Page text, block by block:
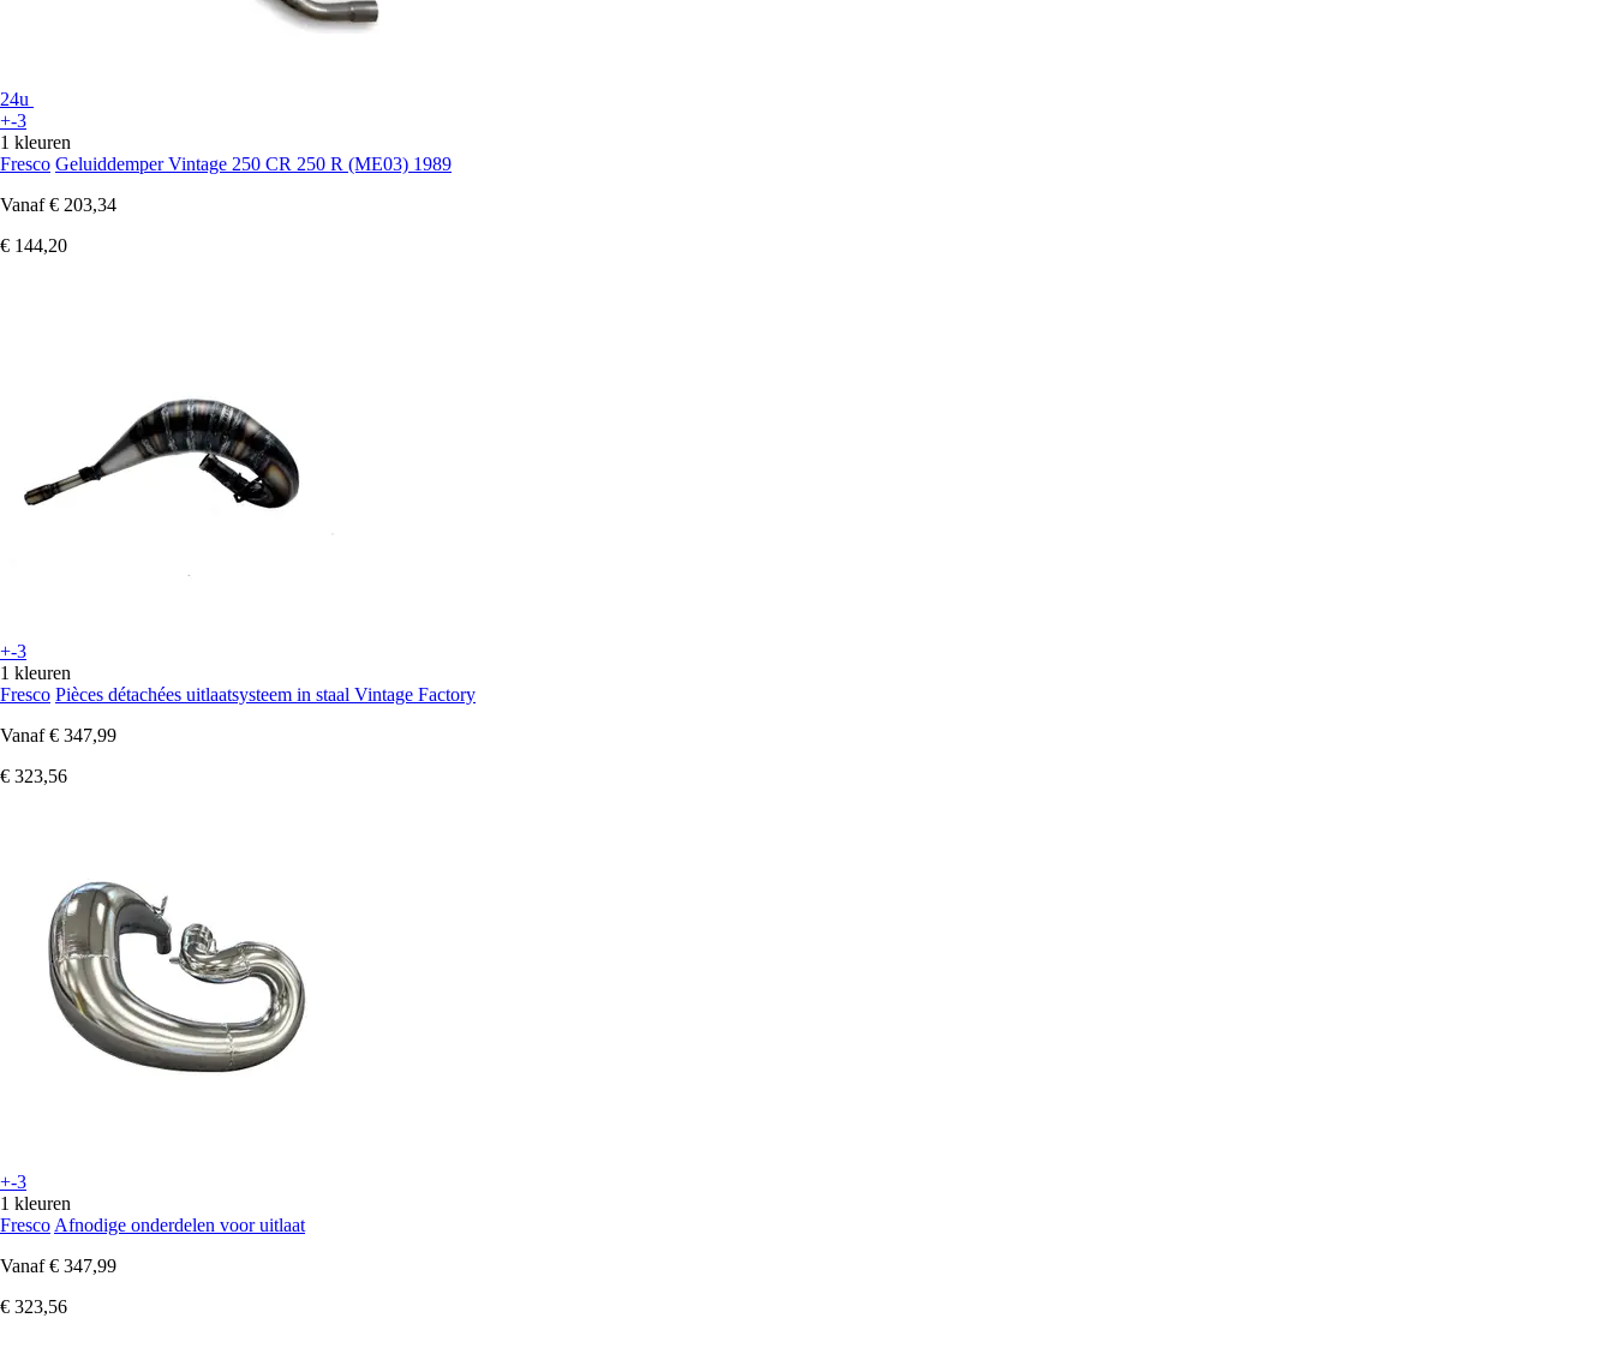
24u
+-3
1 kleuren
Fresco Geluiddemper Vintage 250 CR 250 R (ME03) 1989
Vanaf € 203,34
€ 144,20
+-3
1 kleuren
Fresco Pièces détachées uitlaatsysteem in staal Vintage Factory
Vanaf € 347,99
€ 323,56
+-3
1 kleuren
Fresco Afnodige onderdelen voor uitlaat
Vanaf € 347,99
€ 323,56